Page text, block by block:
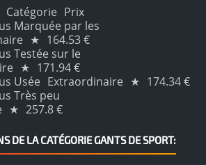
Catégorie Prix
Marquée par les
★ 164.53 €
Testée sur le
★ 171.94 €
Usée Extraordinaire ★ 174.34 €
Très peu
★ 257.8 €
DE LA CATÉGORIE GANTS DE SPORT: